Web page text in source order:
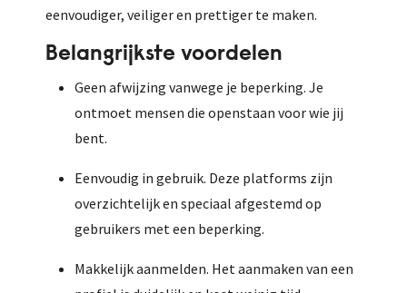
eenvoudiger, veiliger en prettiger te maken.
Belangrijkste voordelen
Geen afwijzing vanwege je beperking. Je
ontmoet mensen die openstaan voor wie jij
bent.
Eenvoudig in gebruik. Deze platforms zijn
overzichtelijk en speciaal afgestemd op
gebruikers met een beperking.
Makkelijk aanmelden. Het aanmaken van een